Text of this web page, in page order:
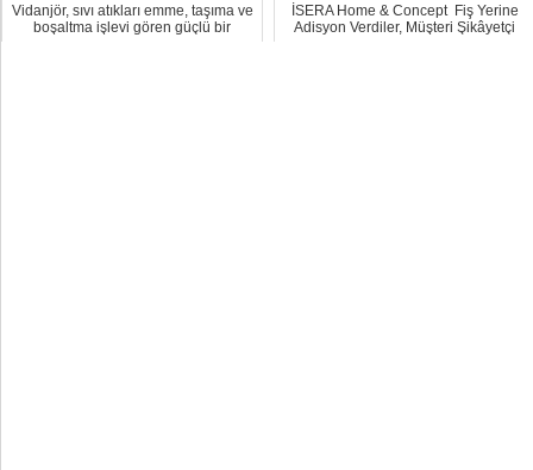
Vidanjör, sıvı atıkları emme, taşıma ve
boşaltma işlevi gören güçlü bir
İSERA Home & Concept Fiş Yerine
Adisyon Verdiler, Müşteri Şikâyetçi